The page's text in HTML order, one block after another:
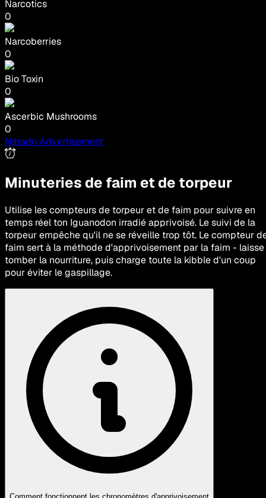
Narcotics
0
Narcoberries
0
Bio Toxin
0
Ascerbic Mushrooms
0
Nitrado Advertisement
Minuteries de faim et de torpeur
Utilise les compteurs de torpeur et de faim pour suivre en
temps réel ton Iguanodon irradié apprivoisé. Le suivi de la
torpeur empêche qu'il ne se réveille trop tôt. Le compteur
faim sert à la méthode d'apprivoisement par la faim - laisse
tomber la nourriture, puis charge toute la kibble d'un coup
pour éviter le gaspillage.